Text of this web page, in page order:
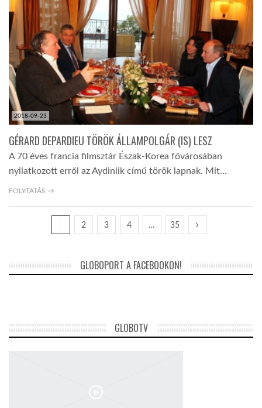
2018-09-23
GÉRARD DEPARDIEU TÖRÖK ÁLLAMPOLGÁR (IS) LESZ
A 70 éves francia filmsztár Észak-Korea fővárosában
nyilatkozott erről az Aydinlik című török lapnak. Mit…
FOLYTATÁS →
2 3 4 … 35
GLOBOPORT A FACEBOOKON!
GLOBOTV